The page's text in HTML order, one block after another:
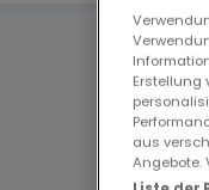
/ salles de douche
pour [2] voiture(s)
Erstellung
aus
Angebote.